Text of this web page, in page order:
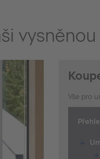
Vše pro